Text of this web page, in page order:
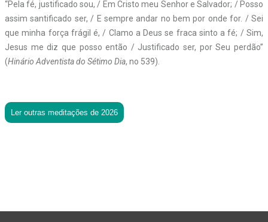
“Pela fé, justificado sou, / Em Cristo meu Senhor e Salvador; / Posso
assim santificado ser, / E sempre andar no bem por onde for. / Sei
que minha força frágil é, / Clamo a Deus se fraca sinto a fé; / Sim,
Jesus me diz que posso então / Justificado ser, por Seu perdão”
(Hinário Adventista do Sétimo Dia, no 539).
Ler outras meditações de 2026